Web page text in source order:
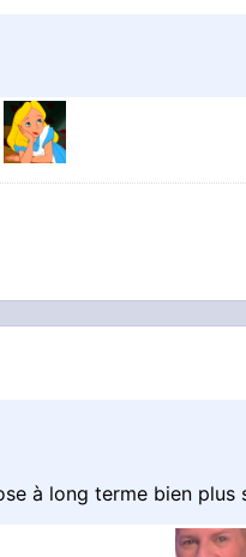
à long terme bien plus